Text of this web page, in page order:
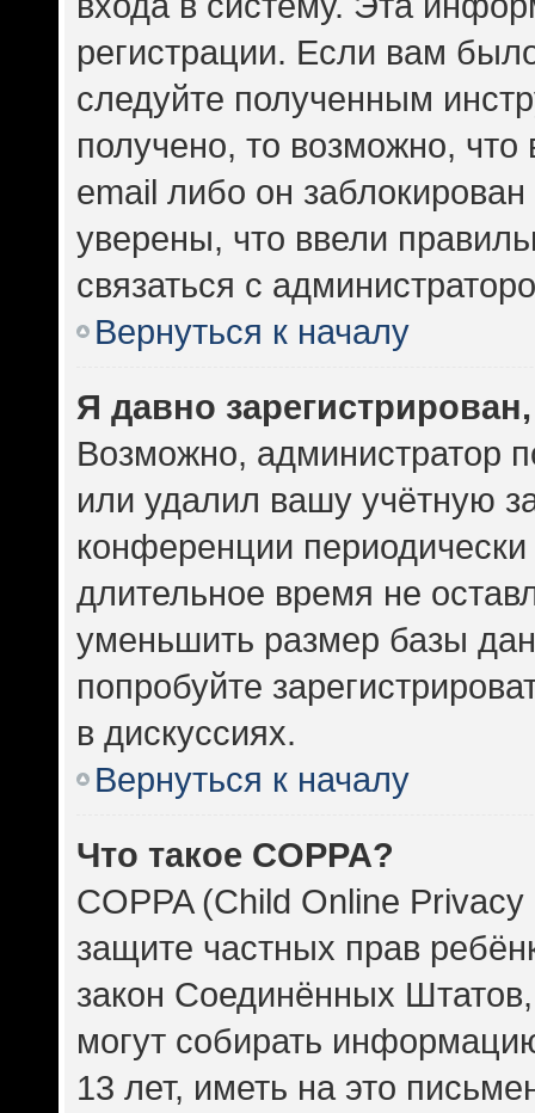
регистрации. Если вам
следуйте полученным
получено, то возможно,
email либо он
уверены, что ввели
связаться с
Вернуться к началу
Я давно
Возможно, администратор
или удалил вашу учётную
конференции
длительное время не
уменьшить размер базы
попробуйте
в дискуссиях.
Вернуться к началу
Что такое COPPA?
COPPA (Child Online
защите частных прав
закон Соединённых
могут собирать
13 лет, иметь на это